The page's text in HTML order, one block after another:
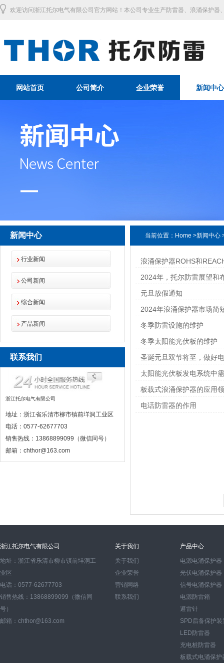
欢迎访问浙江托尔电气有限公司官方网站！本公司专业生产防雷器、浪涌保护器
网站首页 公司简介 企业荣誉 新闻中心
新闻中心
行业新闻
公司新闻
综合新闻
产品新闻
联系我们
浙江托尔电气有限公司
地址：浙江省乐清市柳市镇前垟洞工业区
电话：0577-62677703
销售热线：13868899099（微信同号）
邮箱：chthor@163.com
当前位置： Home >新闻中心
浪涌保护器ROHS和
2024年，托尔防雷展望和
元旦放假通知
2024年浪涌保护器市场简
冬季防雷设施的维护
冬季太阳能光伏板的维护
圣诞元旦双节将至，做好
太阳能光伏板发电系统中
板载式浪涌保护器的应用
电话防雷器的作用
浙江托尔电气有限公司
地址：浙江省乐清市柳市镇前垟洞工
业区
电话：0577-62677703
销售热线：13868899099（微信同
号）
邮箱：chthor@163.com
关于我们
关于我们
企业荣誉
营销网络
联系我们
产品中心
电源电涌保护器
光伏电涌保护器
信号电涌保护器
电源防雷箱
避雷针
SPD后备保护装
LED防雷器
充电桩防雷器
板载式电涌保护